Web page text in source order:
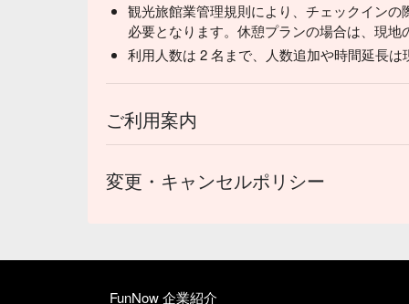
観光旅館業管理規則により、チェックイン
必要となります。休憩プランの場合は、現地
利用人数は 2 名まで、人数追加や時間延長は
ご利用案内
変更・キャンセルポリシー
FunNow 企業紹介